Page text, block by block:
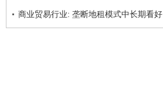
商业贸易行业: 垄断地租模式中长期看好